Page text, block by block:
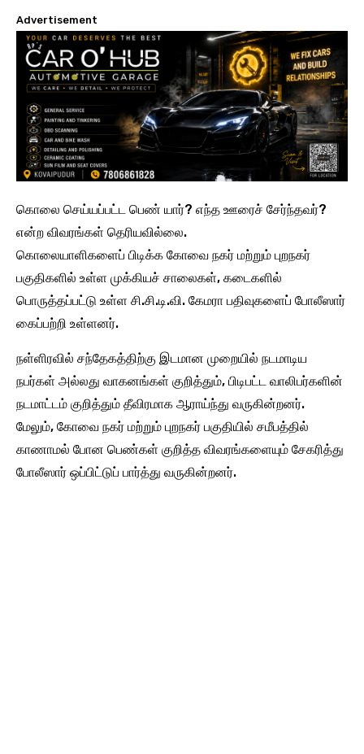
Advertisement
கொலை செய்யப்பட்ட பெண் யார்? எந்த ஊரைச் சேர்ந்தவர்?
என்ற விவரங்கள் தெரியவில்லை.
கொலையாளிகளைப் பிடிக்க கோவை நகர் மற்றும் புறநகர்
பகுதிகளில் உள்ள முக்கியச் சாலைகள், கடைகளில்
பொருத்தப்பட்டு உள்ள சி.சி.டி.வி. கேமரா பதிவுகளைப் போலீஸார்
கைப்பற்றி உள்ளனர்.
நள்ளிரவில் சந்தேகத்திற்கு இடமான முறையில் நடமாடிய
நபர்கள் அல்லது வாகனங்கள் குறித்தும், பிடிபட்ட வாலிபர்களின்
நடமாட்டம் குறித்தும் தீவிரமாக ஆராய்ந்து வருகின்றனர்.
மேலும், கோவை நகர் மற்றும் புறநகர் பகுதியில் சமீபத்தில்
காணாமல் போன பெண்கள் குறித்த விவரங்களையும் சேகரித்து
போலீஸார் ஒப்பிட்டுப் பார்த்து வருகின்றனர்.